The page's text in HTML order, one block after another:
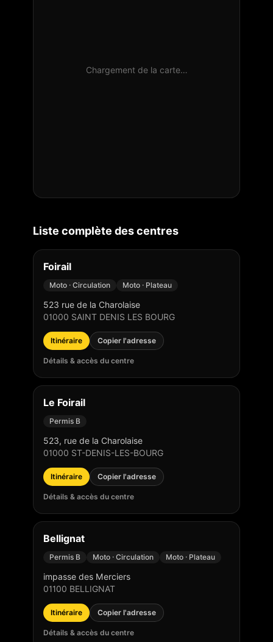
Chargement de la carte…
Liste complète des centres
Foirail
Moto · Circulation Moto · Plateau
523 rue de la Charolaise
01000 SAINT DENIS LES BOURG
Itinéraire Copier l'adresse
Détails & accès du centre
Le Foirail
Permis B
523, rue de la Charolaise
01000 ST-DENIS-LES-BOURG
Itinéraire Copier l'adresse
Détails & accès du centre
Bellignat
Permis B Moto · Circulation Moto · Plateau
impasse des Merciers
01100 BELLIGNAT
Itinéraire Copier l'adresse
Détails & accès du centre